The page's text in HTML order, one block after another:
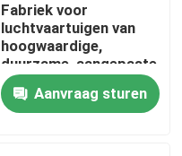
Fabriek voor
luchtvaartuigen van
hoogwaardige,
duurzame, aangepaste
koolstofvezels
Aanvraag sturen